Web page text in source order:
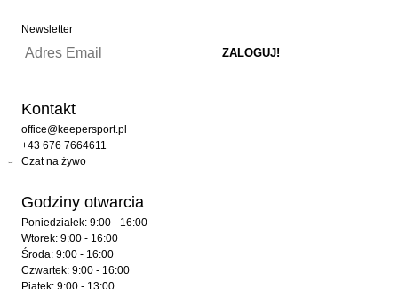
Newsletter
Kontakt
office@keepersport.pl
+43 676 7664611
Czat na żywo
Godziny otwarcia
Poniedziałek: 9:00 - 16:00
Wtorek: 9:00 - 16:00
Środa: 9:00 - 16:00
Czwartek: 9:00 - 16:00
Piątek: 9:00 - 13:00